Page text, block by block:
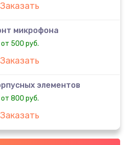
Заказать
микрофона
от 500 руб.
Заказать
элементов
от 800 руб.
Заказать
сим-лотка